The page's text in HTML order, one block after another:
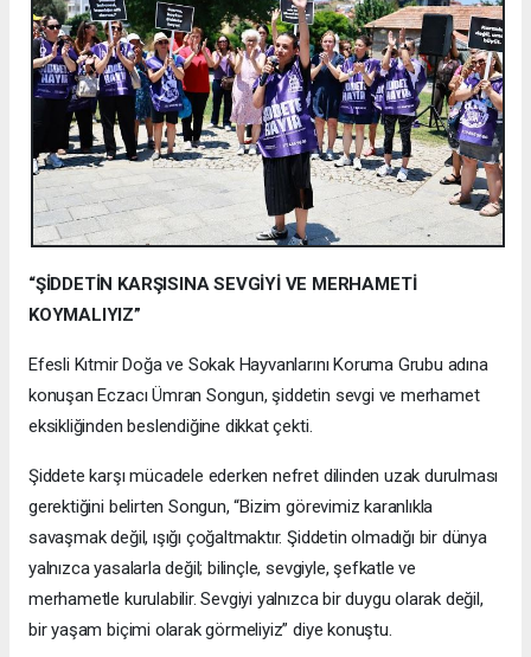
“ŞİDDETİN KARŞISINA SEVGİYİ VE MERHAMETİ
KOYMALIYIZ”
Efesli Kıtmir Doğa ve Sokak Hayvanlarını Koruma Grubu adına
konuşan Eczacı Ümran Songun, şiddetin sevgi ve merhamet
eksikliğinden beslendiğine dikkat çekti.
Şiddete karşı mücadele ederken nefret dilinden uzak durulması
gerektiğini belirten Songun, “Bizim görevimiz karanlıkla
savaşmak değil, ışığı çoğaltmaktır. Şiddetin olmadığı bir dünya
yalnızca yasalarla değil; bilinçle, sevgiyle, şefkatle ve
merhametle kurulabilir. Sevgiyi yalnızca bir duygu olarak değil,
bir yaşam biçimi olarak görmeliyiz” diye konuştu.